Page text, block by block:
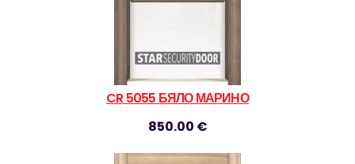
CR 5055 БЯЛО МАРИНО
850.00 €